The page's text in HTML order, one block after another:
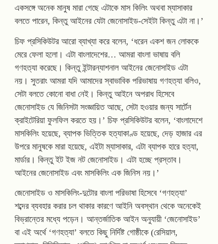
একসঙ্গে অনেক মানুষ মারা গেছে এটাকে মাস কিলিং অথবা ম্যাসাকার
বলতে পারেন, কিন্তু আইনের যেটা জেনোসাইড-সেইটা কিন্তু এটা না।’
চিফ প্রসিকিউটর আরো ব্যাখ্যা করে বলেন, ‘ধরেন একশ জন লোককে
মেরে ফেলা হলো। এটা বাংলাদেশের… আমরা বাংলা ভাষায় বলি
গণহত্যা করেছে। কিন্তু ইন্টারন্যাশনাল আইনের জেনোসাইড এটা
নয়। সুতরাং আমরা যদি আমাদের স্বাভাবিক পরিভাষায় গণহত্যা বলিও,
সেটা বলতে কোনো বাধা নেই। কিন্তু আইনে অপরাধ হিসেবে
জেনোসাইড যে জিনিসটা সংজ্ঞায়িত আছে, সেটা হওয়ার জন্য সার্টেন
ক্রাইটেরিয়া ফুলফিল করতে হয়।’ চিফ প্রসিকিউটর বলেন, ‘বাংলাদেশে
মাসকিলিং হয়েছে, ব্যাপক ভিত্তিক হত্যাকাণ্ড হয়েছে, দেড় হাজার এর
উপরে মানুষকে মারা হয়েছে, এইটা ম্যাসাকার, এটা ব্যাপক হারে হত্যা,
মার্ডার। কিন্তু ইট ইজ নট জেনোসাইড। এটা হচ্ছে প্রস্তাব।
আইনের জেনোসাইড এবং মাসকিলিং এক জিনিস নয়।’
জেনোসাইড ও মাসকিলিং-দুটোর বাংলা পরিভাষা হিসেবে ‘গণহত্যা’
শব্দের ব্যবহার করার চল থাকার কারণে আইনি অবস্থান থেকে অনেকেই
বিভ্রান্তের মধ্যে পড়েন। আন্তর্জাতিক আইন অনুযায়ী ‘জেনোসাইড’
বা এই অর্থে ‘গণহত্যা’ বলতে কিছু নির্দিষ্ট গোষ্ঠীকে (রেসিয়াল,